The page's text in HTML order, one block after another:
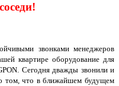
звонками менеджеров
квартире оборудование для
Сегодня дважды звонили и
том, что в ближайшем будущем